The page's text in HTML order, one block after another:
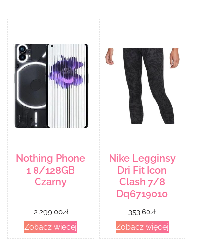
Nothing Phone
1 8/128GB
Czarny
2 299.00zł
Zobacz więcej
Nike Legginsy
Dri Fit Icon
Clash 7/8
Dq6719010
353.60zł
Zobacz więcej